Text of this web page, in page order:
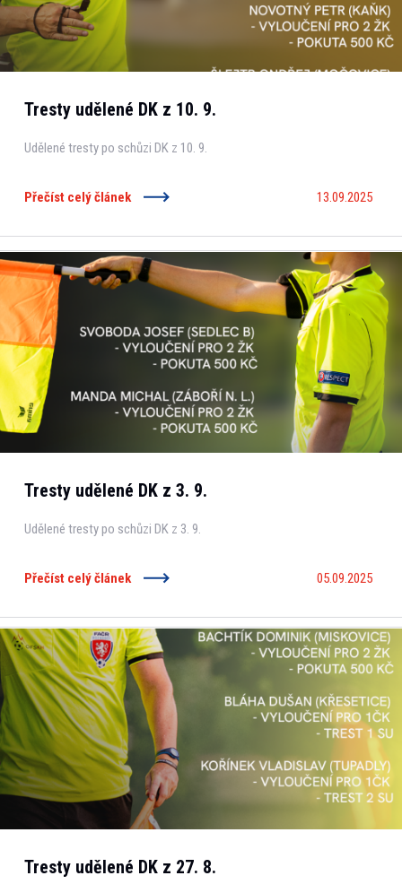
Tresty udělené DK z 10. 9.
Udělené tresty po schůzi DK z 10. 9.
13.09.2025
Přečíst celý článek
Tresty udělené DK z 3. 9.
Udělené tresty po schůzi DK z 3. 9.
05.09.2025
Přečíst celý článek
Tresty udělené DK z 27. 8.